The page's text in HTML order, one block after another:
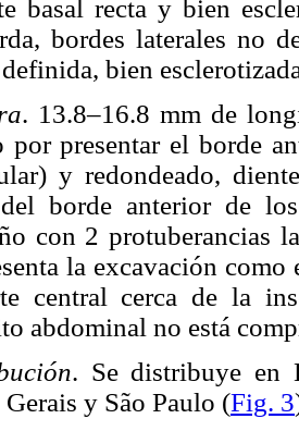
basal recta y bien
bordes laterales no
bien
. 13.8–16.8 mm de
por presentar el borde
y redondeado,
borde anterior de
con 2 protuberancias
la excavación
central cerca de la
abdominal no está
. Se distribuye en
y São Paulo (Fig. 3